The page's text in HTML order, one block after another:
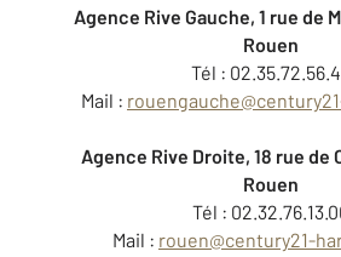
Agence Rive Gauche, 1 rue de
Rouen
Tél :
Mail :
Agence Rive Droite, 18 rue de
Rouen
Tél :
Mail : rouen@century21-